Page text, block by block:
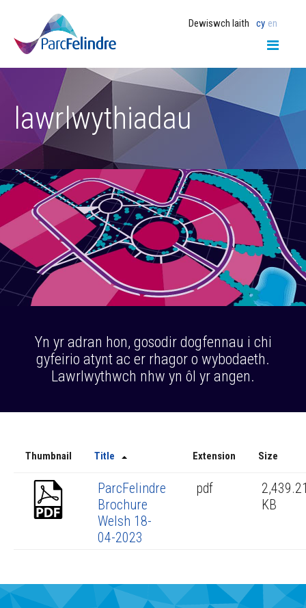
Dewiswch Iaith cy en
lawrlwythiadau
Yn yr adran hon, gosodir dogfennau i chi
gyfeirio atynt ac er rhagor o wybodaeth.
Lawrlwythwch nhw yn ôl yr angen.
Thumbnail Title Extension Size
ParcFelindre
Brochure
Welsh 18-
04-2023
pdf
KB